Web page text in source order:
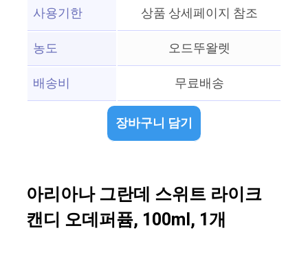
사용기한
상품 상세페이지 참조
농도
오드뚜왈렛
배송비
무료배송
장바구니 담기
아리아나 그란데 스위트 라이크
캔디 오데퍼퓸, 100ml, 1개